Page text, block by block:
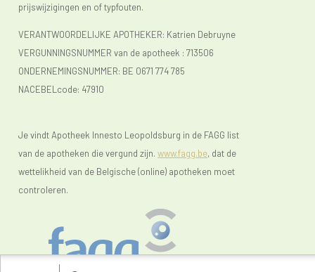
prijswijzigingen en of typfouten.
VERANTWOORDELIJKE APOTHEKER: Katrien Debruyne
VERGUNNINGSNUMMER van de apotheek : 713506
ONDERNEMINGSNUMMER: BE 0671 774 785
NACEBELcode: 47910
Je vindt Apotheek Innesto Leopoldsburg in de FAGG list
van de apotheken die vergund zijn. www.fagg.be, dat de
wettelikheid van de Belgische (online) apotheken moet
controleren.